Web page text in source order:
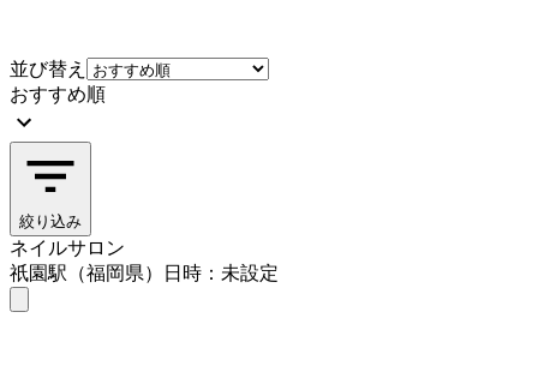
並び替え
おすすめ順
絞り込み
ネイルサロン
祇園駅（福岡県）
日時：未設定